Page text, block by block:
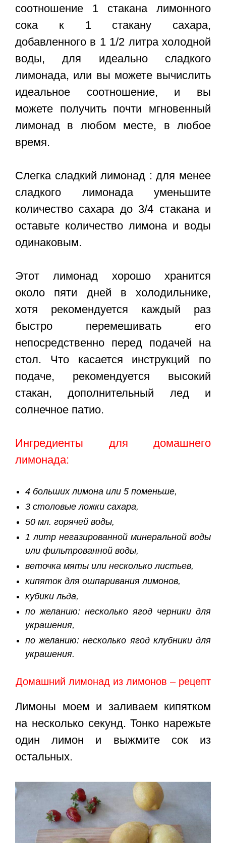
соотношение 1 стакана лимонного
сока к 1 стакану сахара,
добавленного в 1 1/2 литра холодной
воды, для идеально сладкого
лимонада, или вы можете вычислить
идеальное соотношение, и вы
можете получить почти мгновенный
лимонад в любом месте, в любое
время.
Слегка сладкий лимонад : для менее
сладкого лимонада уменьшите
количество сахара до 3/4 стакана и
оставьте количество лимона и воды
одинаковым.
Этот лимонад хорошо хранится
около пяти дней в холодильнике,
хотя рекомендуется каждый раз
быстро перемешивать его
непосредственно перед подачей на
стол. Что касается инструкций по
подаче, рекомендуется высокий
стакан, дополнительный лед и
солнечное патио.
Ингредиенты для домашнего
лимонада:
4 больших лимона или 5 поменьше,
3 столовые ложки сахара,
50 мл. горячей воды,
1 литр негазированной минеральной воды
или фильтрованной воды,
веточка мяты или несколько листьев,
кипяток для ошпаривания лимонов,
кубики льда,
по желанию: несколько ягод черники для
украшения,
по желанию: несколько ягод клубники для
украшения.
Домашний лимонад из лимонов – рецепт
Лимоны моем и заливаем кипятком
на несколько секунд. Тонко нарежьте
один лимон и выжмите сок из
остальных.